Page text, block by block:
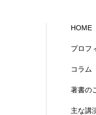
HOME
プロフ
コラム
著書の
主な講